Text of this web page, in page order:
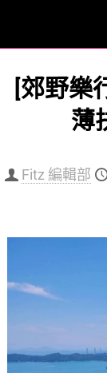
[郊野樂
薄
Fitz 編輯部